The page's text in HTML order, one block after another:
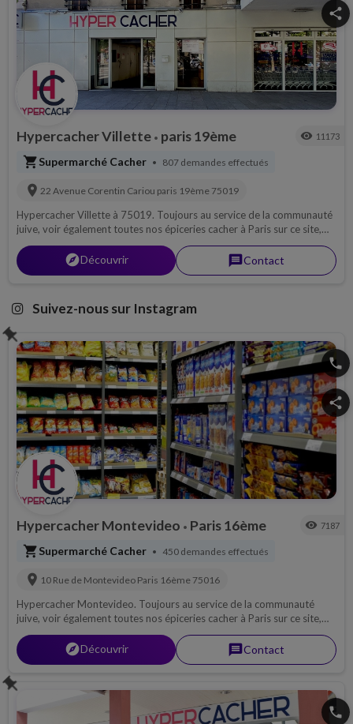
share
Hypercacher Villette • paris 19ème visibility 11173
shopping_cartSupermarché Cacher • 807 demandes effectués
location_on 22 Avenue Corentin Cariou paris 19ème 75019
Hypercacher Villette à 75019. Toujours au service de la communauté
juive, voir également toutes nos épiceries cacher à Paris sur ce site,
produits frais, viande casher, vins casher, fromage casher...
explorerDécouvrir messageContact
Suivez-nous sur Instagram
phone
share
Hypercacher Montevideo • Paris 16ème visibility 7187
shopping_cartSupermarché Cacher • 450 demandes effectués
location_on 10 Rue de Montevideo Paris 16ème 75016
Hypercacher Montevideo. Toujours au service de la communauté
juive, voir également toutes nos épiceries cacher à Paris sur ce site,
produits frais, viande casher, vins casher, fromage casher...
explorerDécouvrir messageContact
phone